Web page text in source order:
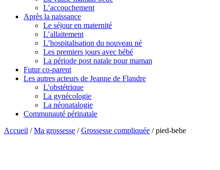
L’accouchement
Après la naissance
Le séjour en maternité
L’allaitement
L’hospitalisation du nouveau né
Les premiers jours avec bébé
La période post natale pour maman
Futur co-parent
Les autres acteurs de Jeanne de Flandre
L'obstétrique
La gynécologie
La néonatalogie
Communauté périnatale
Accueil /Ma grossesse /Grossesse compliquée /pied-bebe